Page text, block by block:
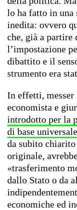
lo ha fatto in una
inedita: ovvero
che, già a partire
l’impostazione
dibattito e il
strumento era
In effetti,
economista e
introdotto per la
di base
da subito chiarito
originale,
«trasferimento
dallo Stato o da
economiche ed